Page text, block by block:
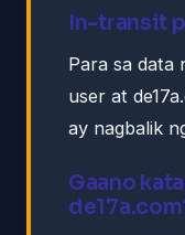
In-transit
Para sa data
user at
ay nagbalik
Gaano